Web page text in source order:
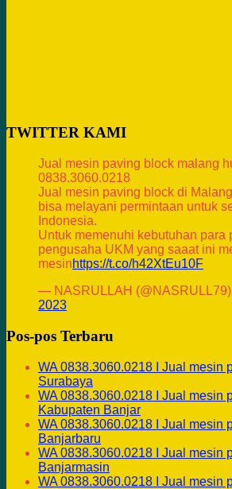
TWITTER KAMI
Jual mesin paving block malang
0838.3060.0218
Jual mesin paving block di
bisa melayani permintaan untuk
Indonesia.
Untuk memenuhi kebutuhan para
pengusaha UKM yang saaat ini
mesinhttps://t.co/h42XtEu10F
— NASRULLAH (@NASRULL79)
2023
Pos-pos Terbaru
WA 0838.3060.0218 I Jual mesin
Surabaya
WA 0838.3060.0218 I Jual mesin
Kabupaten Banjar
WA 0838.3060.0218 I Jual mesin
Banjarbaru
WA 0838.3060.0218 I Jual mesin
Banjarmasin
WA 0838.3060.0218 I Jual mesin